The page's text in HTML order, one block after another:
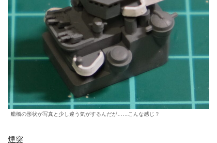
艦橋の形状が写真と少し違う気がするんだが……こんな感じ？
煙突